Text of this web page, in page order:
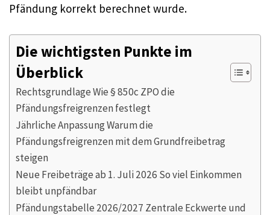
Pfändung korrekt berechnet wurde.
Die wichtigsten Punkte im
Überblick
Rechtsgrundlage Wie § 850c ZPO die
Pfändungsfreigrenzen festlegt
Jährliche Anpassung Warum die
Pfändungsfreigrenzen mit dem Grundfreibetrag
steigen
Neue Freibeträge ab 1. Juli 2026 So viel Einkommen
bleibt unpfändbar
Pfändungstabelle 2026/2027 Zentrale Eckwerte und